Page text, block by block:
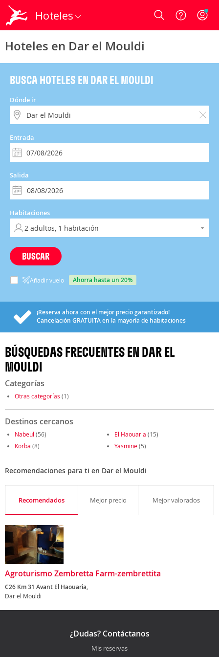
Hoteles Login
Hoteles en Dar el Mouldi
BUSCA HOTELES EN DAR EL MOULDI
Dónde ir
Entrada
Salida
Habitaciones
BUSCAR
Añadir vuelo ahorra hasta un 20%
¡Reserva ahora con el mejor precio garantizado!
Cancelación GRATUITAen la mayoría de habitaciones
BÚSQUEDAS FRECUENTES EN DAR EL
MOULDI
Categorías
Otras categorías (1)
Destinos cercanos
Nabeul (56) El Haouaria (15)
Korba (8) Yasmine(5)
Recomendaciones para ti en Dar el Mouldi
Recomendados Mejor precio Mejor valorados
Agroturismo Zembretta Farm-zembrettita
C26 Km 31 Avant El Haouaria,
Dar el Mouldi
¿Dudas? Contáctanos
Mis reservas